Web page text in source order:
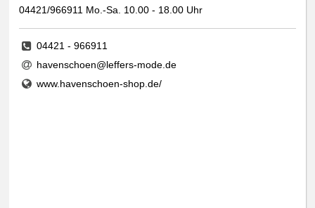
04421/966911 Mo.-Sa. 10.00 - 18.00 Uhr
04421 - 966911
havenschoen@leffers-mode.de
www.havenschoen-shop.de/